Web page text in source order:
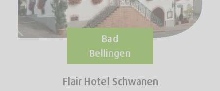
Bad
Bellingen
Flair Hotel Schwanen